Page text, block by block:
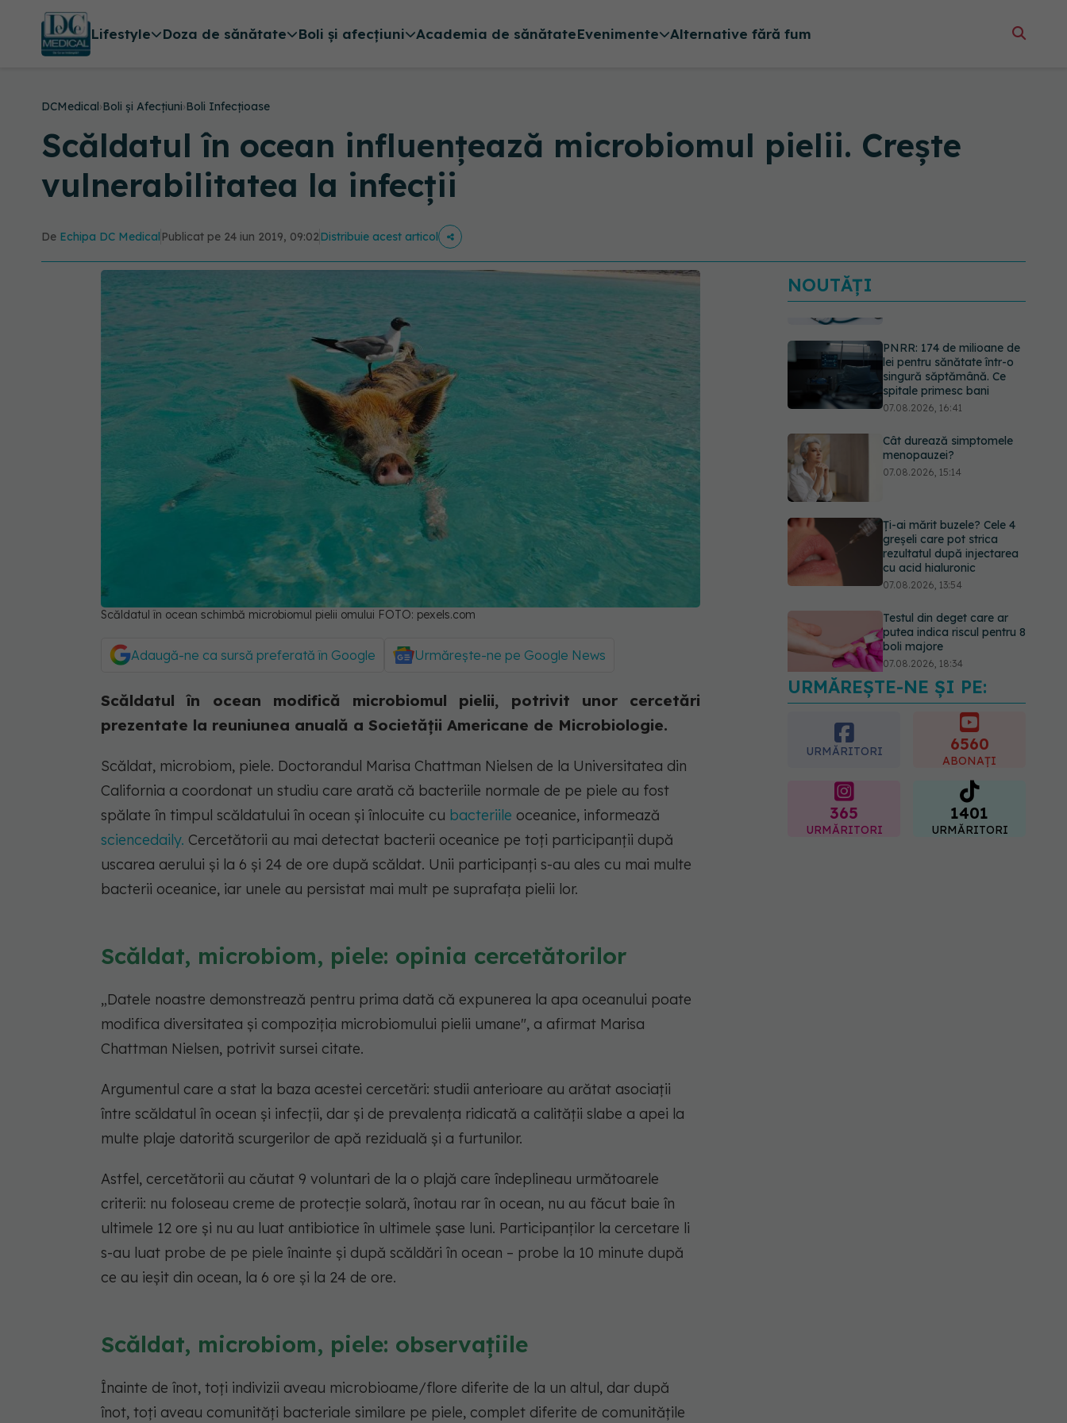
Lifestyle Doza de sănătate Boli și afecțiuni Academia de sănătateEvenimente Alternative fără fum
DCMedical›Boli și Afecțiuni›Boli Infecțioase
Scăldatul în ocean influențează microbiomul pielii. Crește
vulnerabilitatea la infecții
De Echipa DC Medical Publicat pe 24 iun 2019, 09:02Distribuie acest articol
Scăldatul în ocean schimbă microbiomul pielii omului FOTO: pexels.com
Adaugă-ne ca sursă preferată în Google Urmărește-ne pe Google News
Scăldatul în ocean modifică microbiomul pielii, potrivit unor cercetări
prezentate la reuniunea anuală a Societății Americane de Microbiologie.
Scăldat, microbiom, piele. Doctorandul Marisa Chattman Nielsen de la Universitatea din
California a coordonat un studiu care arată că bacteriile normale de pe piele au fost
spălate în timpul scăldatului în ocean și înlocuite cu bacteriile oceanice, informează
sciencedaily. Cercetătorii au mai detectat bacterii oceanice pe toți participanții după
uscarea aerului și la 6 și 24 de ore după scăldat. Unii participanți s-au ales cu mai multe
bacterii oceanice, iar unele au persistat mai mult pe suprafața pielii lor.
Scăldat, microbiom, piele: opinia cercetătorilor
„Datele noastre demonstrează pentru prima dată că expunerea la apa oceanului poate
modifica diversitatea și compoziția microbiomului pielii umane", a afirmat Marisa
Chattman Nielsen, potrivit sursei citate.
Argumentul care a stat la baza acestei cercetări: studii anterioare au arătat asociații
între scăldatul în ocean și infecții, dar și de prevalența ridicată a calității slabe a apei la
multe plaje datorită scurgerilor de apă reziduală și a furtunilor.
Astfel, cercetătorii au căutat 9 voluntari de la o plajă care îndeplineau următoarele
criterii: nu foloseau creme de protecție solară, înotau rar în ocean, nu au făcut baie în
ultimele 12 ore și nu au luat antibiotice în ultimele șase luni. Participanților la cercetare li
s-au luat probe de pe piele înainte și după scăldări în ocean – probe la 10 minute după
ce au ieșit din ocean, la 6 ore și la 24 de ore.
Scăldat, microbiom, piele: observațiile
Înainte de înot, toți indivizii aveau microbioame/flore diferite de la un altul, dar după
înot, toți aveau comunități bacteriale similare pe piele, complet diferite de comunitățile
NOUTĂȚI
PNRR: 174 de milioane de
lei pentru sănătate într-o
singură săptămână. Ce
spitale primesc bani
07.08.2026, 16:41
Cât durează simptomele
menopauzei?
07.08.2026, 15:14
Ți-ai mărit buzele? Cele 4
greșeli care pot strica
rezultatul după injectarea
cu acid hialuronic
Testul din deget care ar
putea indica riscul pentru 8
boli majore
07.08.2026, 18:34
Dieta care poate crește
brusc colesterolul. Cine
este mai expus
07.08.2026, 17:22
URMĂREȘTE-NE ȘI PE:
URMĂRITORI 6560
ABONAȚI
365
URMĂRITORI
1401
URMĂRITORI